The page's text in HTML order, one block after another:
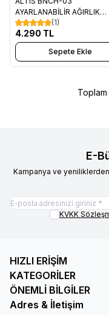
Favorilere Ekle
AYARLANABİLİR AĞIRLIK
SEHPASI
(1)
4.290 TL
Sepete Ekle
Toplam
E-
Kampanya ve
KVKK
HIZLI ERİŞİM
KATEGORİLER
ÖNEMLİ BİLGİLER
Adres & İletişim